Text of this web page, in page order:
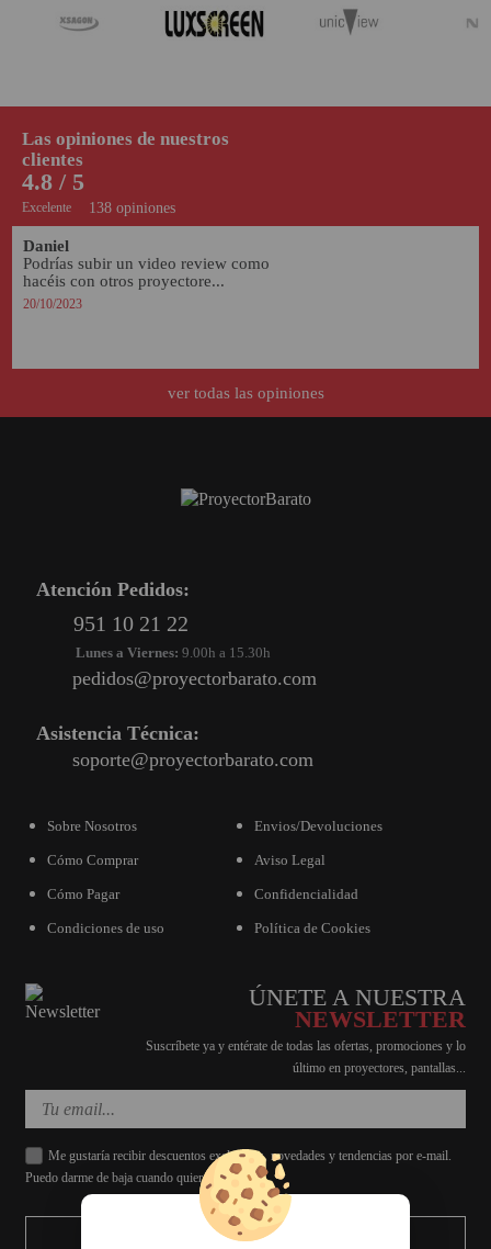
138 opiniones
4.8 / 5
Excelente
Las opiniones de nuestros
clientes
Daniel
Podrías subir un video review como
hacéis con otros proyectore...
20/10/2023
ver todas las opiniones
Atención Pedidos:
951 10 21 22
Lunes a Viernes: 9.00h a 15.30h
pedidos@proyectorbarato.com
Asistencia Técnica:
soporte@proyectorbarato.com
Sobre Nosotros
Cómo Comprar
Cómo Pagar
Condiciones de uso
Envios/Devoluciones
Aviso Legal
Confidencialidad
Política de Cookies
ÚNETE A NUESTRA
NEWSLETTER
Suscríbete ya y entérate de todas las ofertas, promociones y lo
último en proyectores, pantallas...
Me gustaría recibir descuentos exclusivos, novedades y tendencias por e-mail.
Puedo darme de baja cuando quiera.
ENVIAR